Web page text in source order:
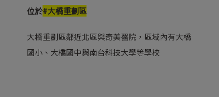
位於#大橋重劃區
大橋重劃區鄰近北區與奇美醫院，區域內有大橋
國小、大橋國中與南台科技大學等學校